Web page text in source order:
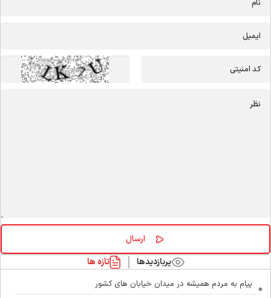
پربازدیدها تازه ها
پیام به مردم همیشه در میدان خیابان های کشور